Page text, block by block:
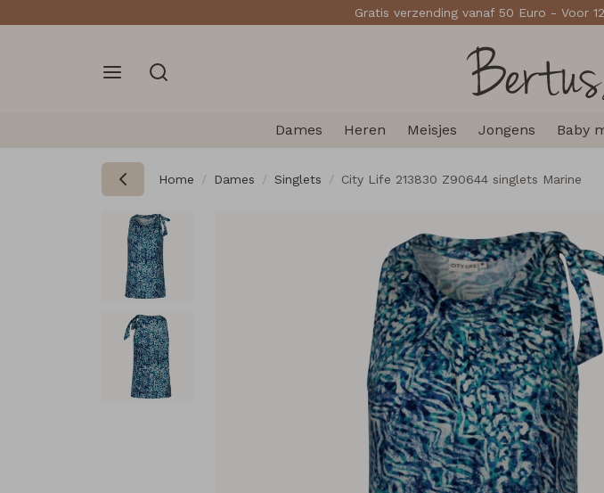
Gratis verzending vanaf 50 Euro - Voor
Dames Heren Meisjes Jongens Baby
Home Dames Singlets City Life 213830 Z90644 singlets Marine